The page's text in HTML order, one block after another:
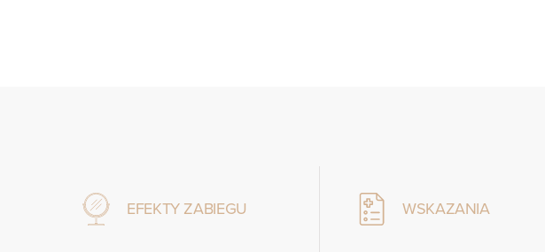
EFEKTY ZABIEGU WSKAZANIA